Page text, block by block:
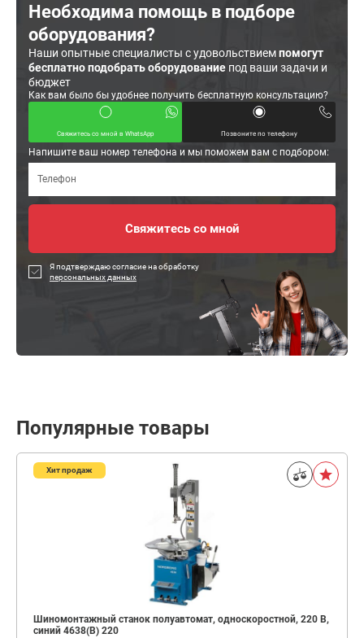
Необходима помощь в подборе
оборудования?
Наши опытные специалисты с удовольствиемпомогут
бесплатно подобрать оборудование под ваши задачи и
бюджет
Как вам было бы удобнее получить бесплатную консультацию?
Свяжитесь со мной в WhatsApp Позвоните по телефону
Напишите ваш номер телефона и мы поможем вам с подбором:
Я подтверждаю согласие на обработку
персональных данных
Популярные товары
Хит продаж
Шиномонтажный станок полуавтомат, односкоростной, 220 В,
синий 4638(B) 220